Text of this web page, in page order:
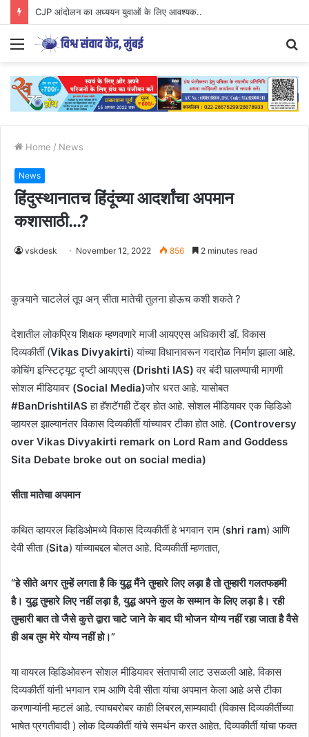
CJP आंदोलन का अध्ययन युवाओं के लिए आवश्यक..
Menu
Home / News
News
हिंदुस्थानातच हिंदूंच्या आदर्शांचा अपमान
कशासाठी…?
vskdesk November 12, 2022 856 2 minutes read
कुत्र्याने चाटलेलं तूप अन् सीता मातेची तुलना होऊच कशी शकते ?
देशातील लोकप्रिय शिक्षक म्हणवणारे माजी आयएएस अधिकारी डॉ. विकास
दिव्यकीर्ती (Vikas Divyakirti) यांच्या विधानावरून गदारोळ निर्माण झाला आहे.
कोचिंग इन्स्टिट्यूट दृष्टी आयएएस (Drishti IAS)वर बंदी घालण्याची मागणी
सोशल मीडियावर (Social Media)जोर धरत आहे. यासोबत
#BanDrishtiIAS हा हॅशटॅगही टेंड्र होत आहे. सोशल मीडियावर एक व्हिडिओ
व्हायरल झाल्यानंतर विकास दिव्यकीर्ती यांच्यावर टीका होत आहे. (Controversy
over Vikas Divyakirti remark on Lord Ram and Goddess
Sita Debate broke out on social media)
सीता मातेचा अपमान
कथित व्हायरल व्हिडिओमध्ये विकास दिव्यकीर्ती हे भगवान राम (shri ram) आणि
देवी सीता (Sita) यांच्याबद्दल बोलत आहे. दिव्यकीर्ती म्हणतात,
“हे सीते अगर तुम्हें लगता है कि युद्ध मैंने तुम्हारे लिए लड़ा है तो तुम्हारी गलतफहमी
है। युद्ध तुम्हारे लिए नहीं लड़ा है, युद्ध अपने कुल के सम्मान के लिए लड़ा है। रही
तुम्हारी बात तो जैसे कुत्ते द्वारा चाटे जाने के बाद घी भोजन योग्य नहीं रहा जाता है वैसे
ही अब तुम मेरे योग्य नहीं हो।”
या वायरल व्हिडिओवरुन सोशल मीडियावर संतापाची लाट उसळली आहे. विकास
दिव्यकीर्ती यांनी भगवान राम आणि देवी सीता यांचा अपमान केला आहे असे टीका
करणाऱ्यांनी म्हटलं आहे. त्याचबरोबर काही लिबरल,साम्यवादी (विकास दिव्यकीर्तीच्या
भाषेत प्रगतीवादी ) लोक दिव्यकीर्ती यांचे समर्थन करत आहेत. दिव्यकीर्ती यांचा फक्त